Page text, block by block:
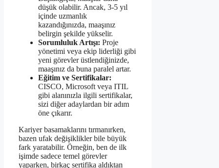
düşük olabilir. Ancak, 3-5 yıl
içinde uzmanlık
kazandığınızda, maaşınız
belirgin şekilde yükselir.
Sorumluluk Artışı: Proje
yönetimi veya ekip liderliği gibi
yeni görevler üstlendiğinizde,
maaşınız da buna paralel artar.
Eğitim ve Sertifikalar:
CISCO, Microsoft veya ITIL
gibi alanınızla ilgili sertifikalar,
sizi diğer adaylardan bir adım
öne çıkarır.
Kariyer basamaklarını tırmanırken,
bazen ufak değişiklikler bile büyük
fark yaratabilir. Örneğin, ben de ilk
işimde sadece temel görevler
yaparken, birkaç sertifika aldıktan